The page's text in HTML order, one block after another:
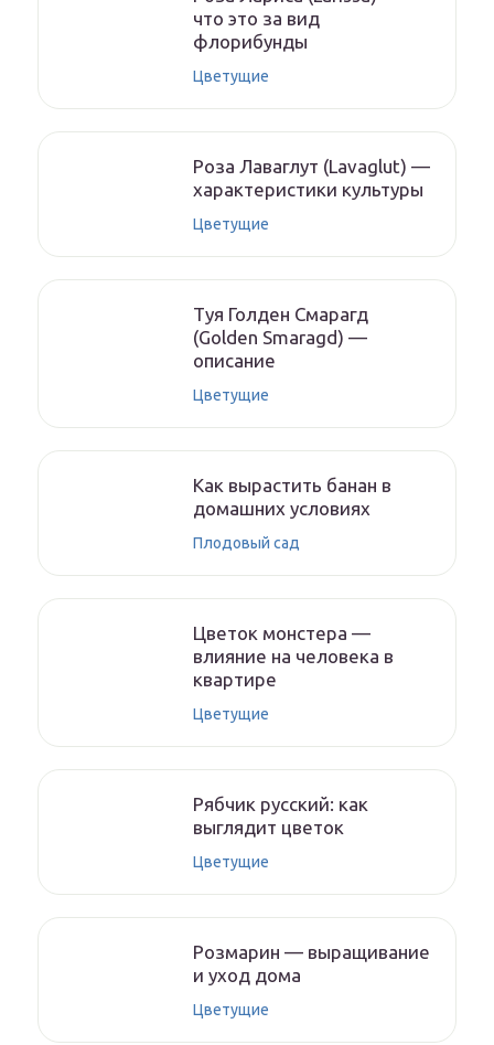
что это за вид
флорибунды
Цветущие
Роза Лаваглут (Lavaglut) —
характеристики культуры
Цветущие
Туя Голден Смарагд
(Golden Smaragd) —
описание
Цветущие
Как вырастить банан в
домашних условиях
Плодовый сад
Цветок монстера —
влияние на человека в
квартире
Цветущие
Рябчик русский: как
выглядит цветок
Цветущие
Розмарин — выращивание
и уход дома
Цветущие